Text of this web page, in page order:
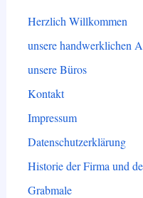
Herzlich Willkommen
unsere handwerklichen
unsere Büros
Kontakt
Impressum
Datenschutzerklärung
Historie der Firma und
Grabmale